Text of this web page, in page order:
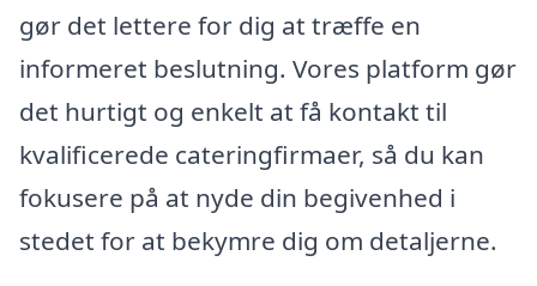
gør det lettere for dig at træffe en
informeret beslutning. Vores platform gør
det hurtigt og enkelt at få kontakt til
kvalificerede cateringfirmaer, så du kan
fokusere på at nyde din begivenhed i
stedet for at bekymre dig om detaljerne.